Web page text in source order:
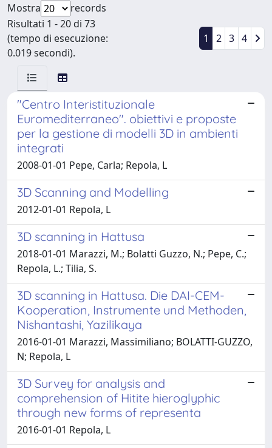
Mostra
records
Risultati 1 - 20 di 73
(tempo di esecuzione:
0.019 secondi).
1 2 3 4
"Centro Interistituzionale
Euromediterraneo". obiettivi e proposte
per la gestione di modelli 3D in ambienti
integrati
2008-01-01 Pepe, Carla; Repola, L
3D Scanning and Modelling
2012-01-01 Repola, L
3D scanning in Hattusa
2018-01-01 Marazzi, M.; Bolatti Guzzo, N.; Pepe, C.;
Repola, L.; Tilia, S.
3D scanning in Hattusa. Die DAI-CEM-
Kooperation, Instrumente und Methoden,
Nishantashi, Yazilikaya
2016-01-01 Marazzi, Massimiliano; BOLATTI-GUZZO,
N; Repola, L
3D Survey for analysis and
comprehension of Hitite hieroglyphic
through new forms of representa
2016-01-01 Repola, L